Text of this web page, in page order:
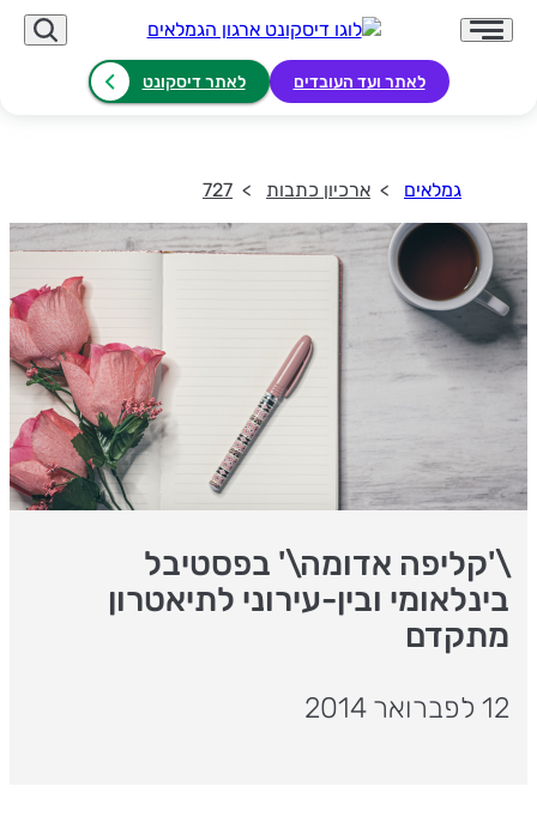
לאתר ועד העובדים לאתר דיסקונט
גמלאים ארכיון כתבות 727
\'קליפה אדומה\' בפסטיבל
בינלאומי ובין-עירוני לתיאטרון
מתקדם
12 לפברואר 2014